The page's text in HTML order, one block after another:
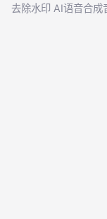
去除水印 AI语音合成